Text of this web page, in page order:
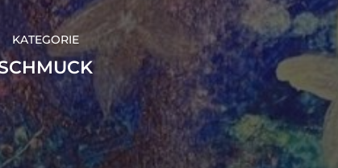
KATEGORIE
NEWSLETTER